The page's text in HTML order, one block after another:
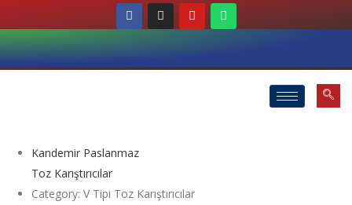
Kandemir Paslanmaz
Toz Karıştırıcılar
Category: V Tipi Toz Karıştırıcılar